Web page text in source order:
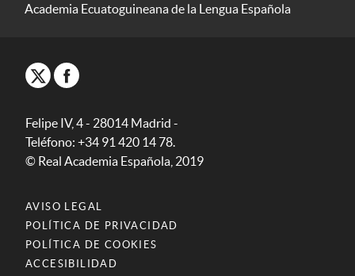
Academia Ecuatoguineana de la Lengua Española
Felipe IV, 4 - 28014 Madrid -
Teléfono: +34 91 420 14 78.
© Real Academia Española, 2019
AVISO LEGAL
POLÍTICA DE PRIVACIDAD
POLÍTICA DE COOKIES
ACCESIBILIDAD